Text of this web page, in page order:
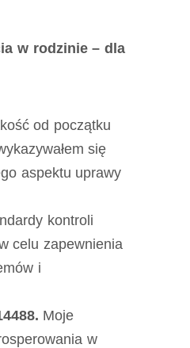
w rodzinie – dla
od początku
się
aspektu uprawy
kontroli
celu zapewnienia
i
Moje
w